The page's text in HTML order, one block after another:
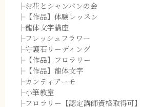
├お花とシャンパンの会
├【作品】体験レッスン
├龍体文字講座
├フレッシュフラワー
├守護石リーディング
├【作品】フロラリー
├【作品】龍体文字
├カンティアーモ
├小筆教室
├フロラリー【認定講師資格取得可】